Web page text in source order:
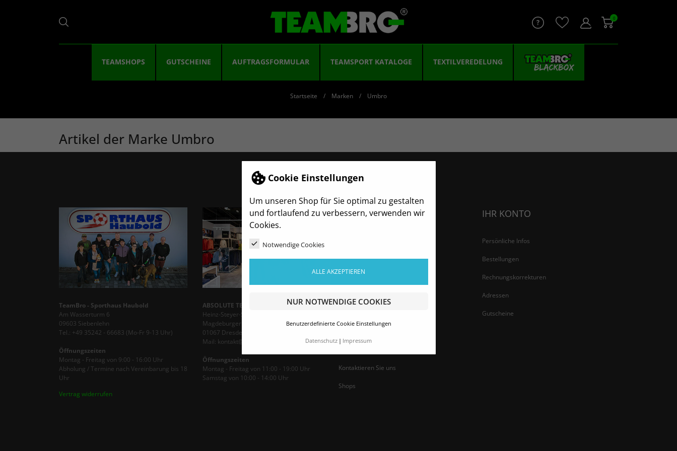
Cookie Einstellungen
Um unseren Shop für Sie optimal zu gestalten
und fortlaufend zu verbessern, verwenden wir
Cookies.
Notwendige Cookies
ALLE AKZEPTIEREN
NUR NOTWENDIGE COOKIES
Benutzerdefinierte Cookie Einstellungen
Datenschutz Impressum
0
TEAMSHOPS GUTSCHEINE AUFTRAGSFORMULAR TEAMSPORT KATALOGE TEXTILVEREDELUNG
Startseite Marken Umbro
Artikel der Marke Umbro
TeamBro - Sporthaus Haubold
Am Wasserturm 6
09603 Siebenlehn
Tel.: +49 35242 - 66683 (Mo-Fr 9-13 Uhr)
Öffnungszeiten
Montag - Freitag von 9:00 - 16:00 Uhr
Abholung / Termine nach Vereinbarung bis 18
Uhr
Vertrag widerrufen
ABSOLUTE TEAMSPORT Dresden
Heinz-Steyer-Stadion
Magdeburger Straße 2
01067 Dresden
Mail: kontakt@ats-dresden.de
Öffnungszeiten
Montag - Freitag von 11:00 - 19:00 Uhr
Samstag von 10:00 - 14:00 Uhr
INFORMATIONEN
Versandbedingungen
Kontaktieren Sie uns
Shops
IHR KONTO
Persönliche Infos
Bestellungen
Rechnungskorrekturen
Adressen
Gutscheine